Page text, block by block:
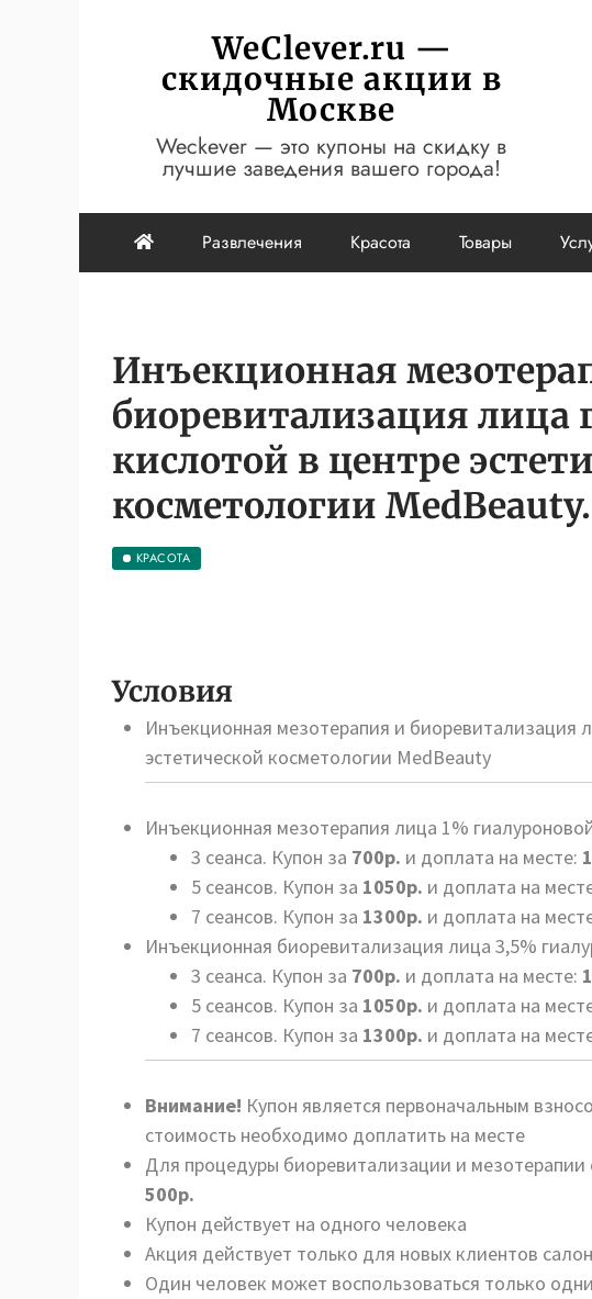
содержимому
WeClever.ru —
скидочные акции в
Москве
Weckever — это купоны на скидку в
лучшие заведения вашего города!
Развлечения Красота Товары
Инъекционная
биоревитализация лица
кислотой в центре
косметологии
КРАСОТА
Условия
Инъекционная мезотерапия и биоревитализация
эстетической косметологии MedBeauty
Инъекционная мезотерапия лица 1%
3 сеанса. Купон за 700р. и доплата на месте:
5 сеансов. Купон за 1050р. и доплата на
7 сеансов. Купон за 1300р. и доплата на
Инъекционная биоревитализация лица 3,5%
3 сеанса. Купон за 700р. и доплата на месте:
5 сеансов. Купон за 1050р. и доплата на
7 сеансов. Купон за 1300р. и доплата на
Внимание! Купон является первоначальным
стоимость необходимо доплатить на месте
Для процедуры биоревитализации и мезотерапии
500р.
Купон действует на одного человека
Акция действует только для новых клиентов
Один человек может воспользоваться только